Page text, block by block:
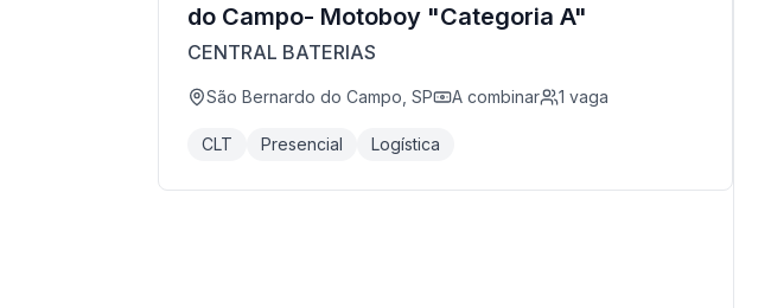
do Campo- Motoboy "Categoria A"
CENTRAL BATERIAS
São Bernardo do Campo, SP A combinar 1 vaga
CLT Presencial Logística